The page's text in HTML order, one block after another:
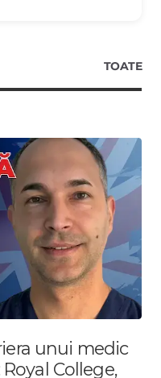
TOATE
unui medic
College,